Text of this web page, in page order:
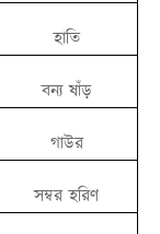
হাতি
বন্য ষাঁড়
গাউর
সম্বর হরিণ